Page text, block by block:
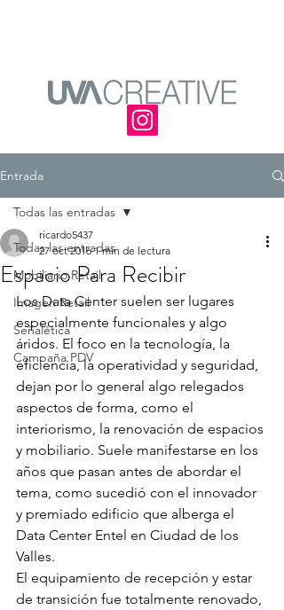
Entrada
Todas las entradas
Mobiliario Retail
Imagen Retail
Señalética
Campaña PDV
Todas las entradas
Espacio Para Recibir
ricardo5437
27 oct 2016 1 min de lectura
Los Data Center suelen ser lugares
especialmente funcionales y algo
áridos. El foco en la tecnología, la
eficiencia, la operatividad y seguridad,
dejan por lo general algo relegados
aspectos de forma, como el
interiorismo, la renovación de espacios
y mobiliario. Suele manifestarse en los
años que pasan antes de abordar el
tema, como sucedió con el innovador
y premiado edificio que alberga el
Data Center Entel en Ciudad de los
Valles.
El equipamiento de recepción y estar
de transición fue totalmente renovado,